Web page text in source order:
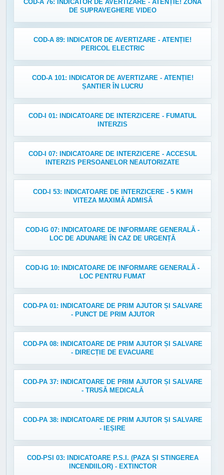
COD-A 76: INDICATOR DE AVERTIZARE - ATENȚIE! ZONA
DE SUPRAVEGHERE VIDEO
COD-A 89: INDICATOR DE AVERTIZARE - ATENȚIE!
PERICOL ELECTRIC
COD-A 101: INDICATOR DE AVERTIZARE - ATENȚIE!
ȘANTIER ÎN LUCRU
COD-I 01: INDICATOARE DE INTERZICERE - FUMATUL
INTERZIS
COD-I 07: INDICATOARE DE INTERZICERE - ACCESUL
INTERZIS PERSOANELOR NEAUTORIZATE
COD-I 53: INDICATOARE DE INTERZICERE - 5 KM/H
VITEZA MAXIMĂ ADMISĂ
COD-IG 07: INDICATOARE DE INFORMARE GENERALĂ -
LOC DE ADUNARE ÎN CAZ DE URGENȚĂ
COD-IG 10: INDICATOARE DE INFORMARE GENERALĂ -
LOC PENTRU FUMAT
COD-PA 01: INDICATOARE DE PRIM AJUTOR ȘI SALVARE
- PUNCT DE PRIM AJUTOR
COD-PA 08: INDICATOARE DE PRIM AJUTOR ȘI SALVARE
- DIRECȚIE DE EVACUARE
COD-PA 37: INDICATOARE DE PRIM AJUTOR ȘI SALVARE
- TRUSĂ MEDICALĂ
COD-PA 38: INDICATOARE DE PRIM AJUTOR ȘI SALVARE
- IEȘIRE
COD-PSI 03: INDICATOARE P.S.I. (PAZA ȘI STINGEREA
INCENDIILOR) - EXTINCTOR